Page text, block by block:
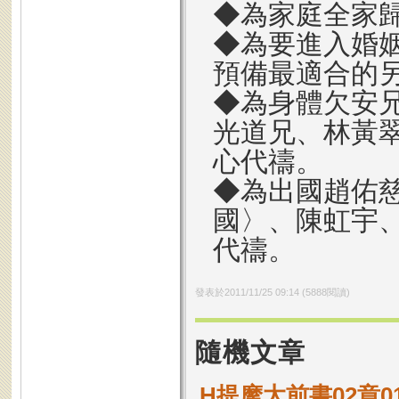
◆為家庭全家
◆為要進入婚
預備最適合的
◆為身體欠安
光道兄、林黃
心代禱。
◆為出國趙佑
國〉、陳虹宇
代禱。
發表於2011/11/25 09:14(5888閱讀)
隨機文章